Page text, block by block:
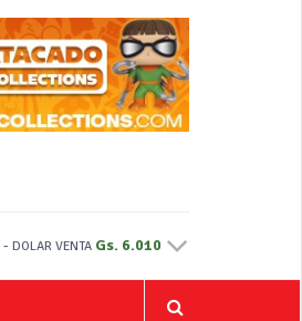
- DOLAR VENTA Gs. 6.010